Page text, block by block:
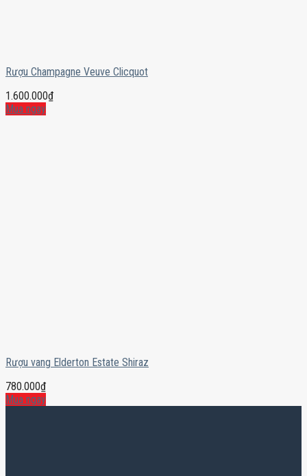
Rượu Champagne Veuve Clicquot
1.600.000₫
Mua ngay
Rượu vang Elderton Estate Shiraz
780.000₫
Mua ngay